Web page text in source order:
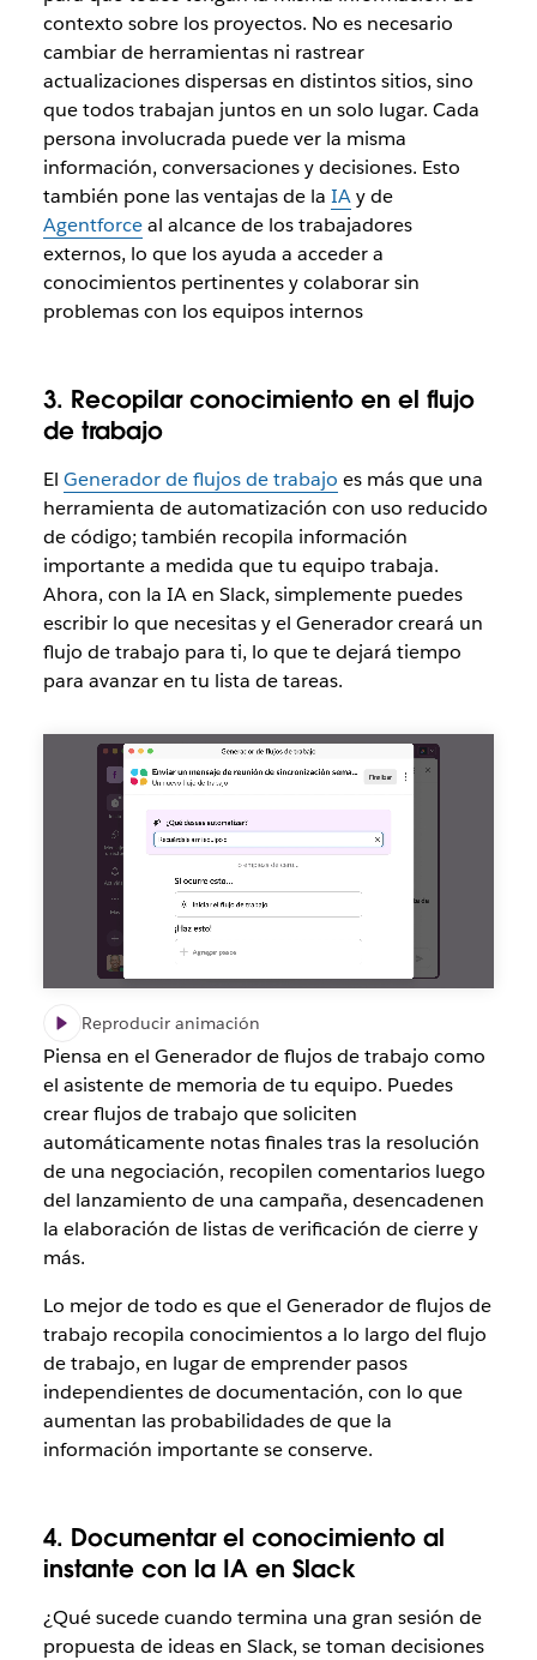
contexto sobre los proyectos. No es necesario
cambiar de herramientas ni rastrear
actualizaciones dispersas en distintos sitios, sino
que todos trabajan juntos en un solo lugar. Cada
persona involucrada puede ver la misma
información, conversaciones y decisiones. Esto
también pone las ventajas de la IAy de
Agentforceal alcance de los trabajadores
externos, lo que los ayuda a acceder a
conocimientos pertinentes y colaborar sin
problemas con los equipos internos
3. Recopilar conocimiento en el flujo
de trabajo
El Generador de flujos de trabajo es más que una
herramienta de automatización con uso reducido
de código; también recopila información
importante a medida que tu equipo trabaja.
Ahora, con la IA en Slack, simplemente puedes
escribir lo que necesitas y el Generador creará un
flujo de trabajo para ti, lo que te dejará tiempo
para avanzar en tu lista de tareas.
Reproducir animación
Piensa en el Generador de flujos de trabajo como
el asistente de memoria de tu equipo. Puedes
crear flujos de trabajo que soliciten
automáticamente notas finales tras la resolución
de una negociación, recopilen comentarios luego
del lanzamiento de una campaña, desencadenen
la elaboración de listas de verificación de cierre y
más.
Lo mejor de todo es que el Generador de flujos de
trabajo recopila conocimientos a lo largo del flujo
de trabajo, en lugar de emprender pasos
independientes de documentación, con lo que
aumentan las probabilidades de que la
información importante se conserve.
4. Documentar el conocimiento al
instante con la IA en Slack
¿Qué sucede cuando termina una gran sesión de
propuesta de ideas en Slack, se toman decisiones